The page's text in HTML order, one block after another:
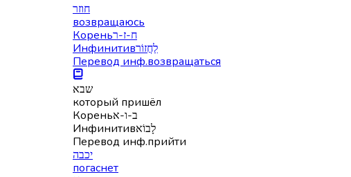
חוזר
возвращаюсь
Кореньח-ז-ר
Инфинитивלַחֲזוֹר
Перевод инф.возвращаться
שבא
который пришёл
Кореньב-ו-א
Инфинитивלָבוֹא
Перевод инф.прийти
יכבה
погаснет